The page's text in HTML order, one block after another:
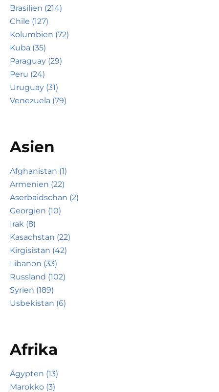
Brasilien (214)
Chile (127)
Kolumbien (72)
Kuba (35)
Paraguay (29)
Peru (24)
Uruguay (31)
Venezuela (79)
Asien
Afghanistan (1)
Armenien (22)
Aserbaidschan (2)
Georgien (10)
Irak (8)
Kasachstan (22)
Kirgisistan (42)
Libanon (33)
Russland (102)
Syrien (189)
Usbekistan (6)
Afrika
Ägypten (13)
Marokko (3)